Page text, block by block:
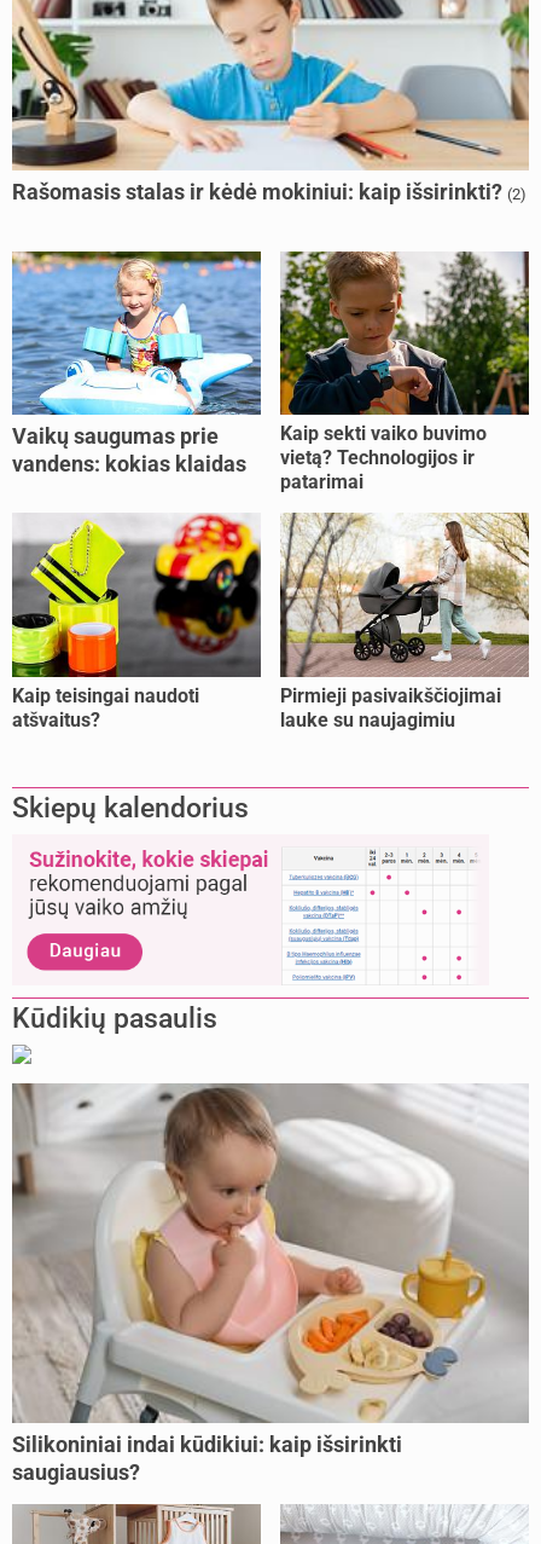
Rašomasis stalas ir kėdė mokiniui: kaip išsirinkti? (2)
Vaikų saugumas prie
vandens: kokias klaidas
Kaip sekti vaiko buvimo
vietą? Technologijos ir
patarimai
Kaip teisingai naudoti
atšvaitus?
Pirmieji pasivaikščiojimai
lauke su naujagimiu
Skiepų kalendorius
Kūdikių pasaulis
Silikoniniai indai kūdikiui: kaip išsirinkti
saugiausius?